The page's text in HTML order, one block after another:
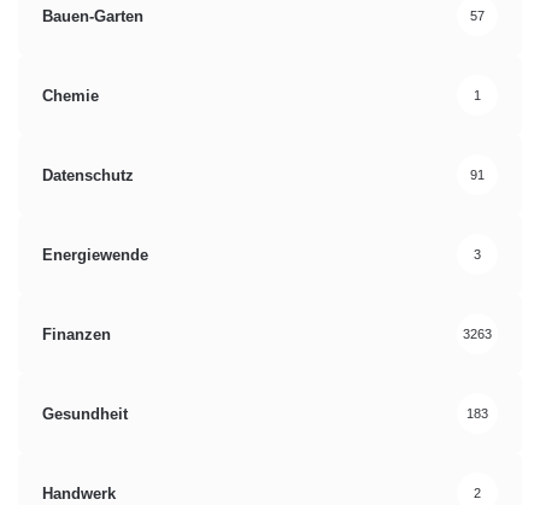
Bauen-Garten 57
Chemie 1
Datenschutz 91
Energiewende 3
Finanzen 3263
Gesundheit 183
Handwerk 2